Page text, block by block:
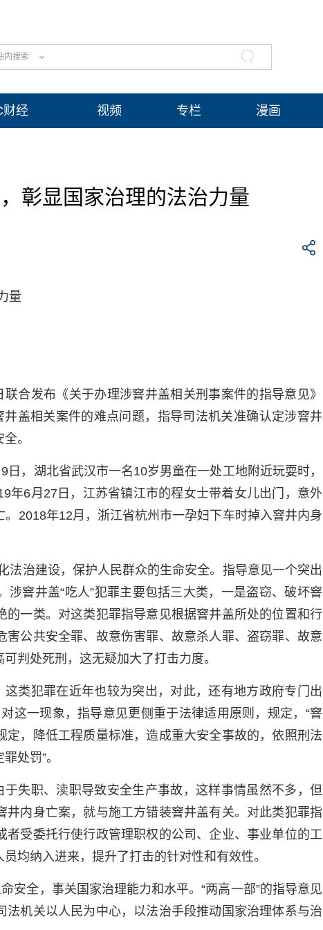
内搜索
财经 视频 专栏 漫画
彰显国家治理的法治力量
量
合发布《关于办理涉窨井盖相关刑事案件的指导意见》
盖相关案件的难点问题，指导司法机关准确认定涉窨井
。
日，湖北省武汉市一名10岁男童在一处工地附近玩耍时，
年6月27日，江苏省镇江市的程女士带着女儿出门，意外
2018年12月，浙江省杭州市一孕妇下车时掉入窨井内身
法治建设，保护人民群众的生命安全。指导意见一个突出
窨井盖“吃人”犯罪主要包括三大类，一是盗窃、破坏窨
一类。对这类犯罪指导意见根据窨井盖所处的位置和行
公共安全罪、故意伤害罪、故意杀人罪、盗窃罪、故意
判处死刑，这无疑加大了打击力度。
类犯罪在近年也较为突出，对此，还有地方政府专门出
这一现象，指导意见更侧重于法律适用原则，规定，“窨
，降低工程质量标准，造成重大安全事故的，依照刑法
处罚”。
失职、渎职导致安全生产事故，这样事情虽然不多，但
内身亡案，就与施工方错装窨井盖有关。对此类犯罪指
受委托行使行政管理职权的公司、企业、事业单位的工
均纳入进来，提升了打击的针对性和有效性。
安全，事关国家治理能力和水平。“两高一部”的指导意见
机关以人民为中心，以法治手段推动国家治理体系与治